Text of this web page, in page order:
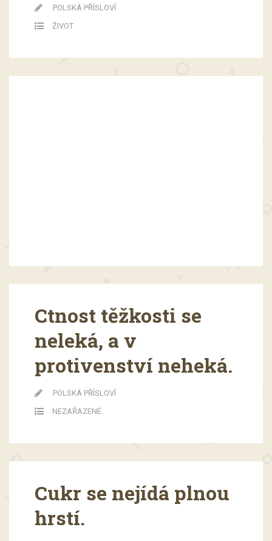
POLSKÁ PŘÍSLOVÍ
ŽIVOT
Ctnost těžkosti se
neleká, a v
protivenství neheká.
POLSKÁ PŘÍSLOVÍ
NEZAŘAZENÉ
Cukr se nejídá plnou
hrstí.